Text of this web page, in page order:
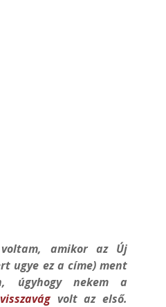
amikor az Új
ugye ez a címe) ment
úgyhogy nekem a
volt az első.